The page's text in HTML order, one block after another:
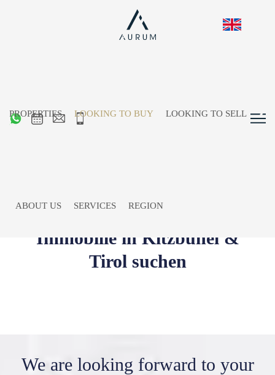
Immobilie in Kitzbühel &
Tirol suchen
We are looking forward to your
PROPERTIES LOOKING TO BUY LOOKING TO SELL
ABOUT US SERVICES REGION